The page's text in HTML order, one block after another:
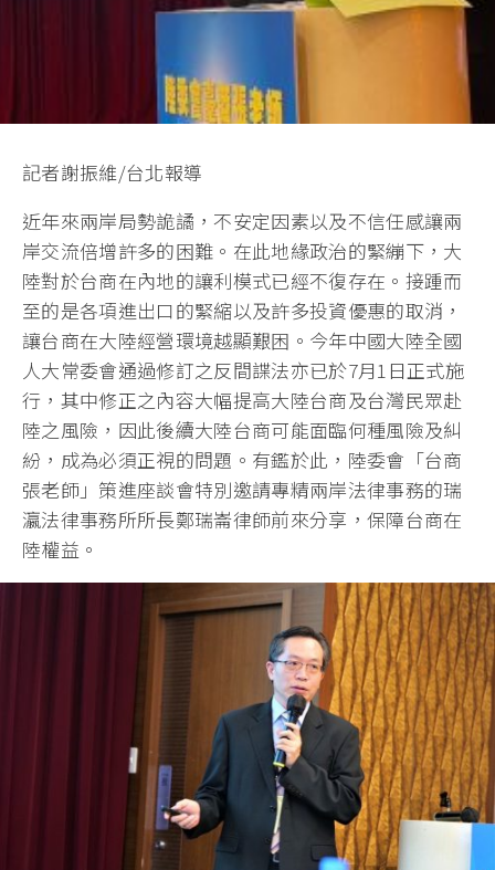
記者謝振維/台北報導
近年來兩岸局勢詭譎，不安定因素以及不信任感讓兩
岸交流倍增許多的困難。在此地緣政治的緊繃下，大
陸對於台商在內地的讓利模式已經不復存在。接踵而
至的是各項進出口的緊縮以及許多投資優惠的取消，
讓台商在大陸經營環境越顯艱困。今年中國大陸全國
人大常委會通過修訂之反間諜法亦已於7月1日正式施
行，其中修正之內容大幅提高大陸台商及台灣民眾赴
陸之風險，因此後續大陸台商可能面臨何種風險及糾
紛，成為必須正視的問題。有鑑於此，陸委會「台商
張老師」策進座談會特別邀請專精兩岸法律事務的瑞
瀛法律事務所所長鄭瑞崙律師前來分享，保障台商在
陸權益。